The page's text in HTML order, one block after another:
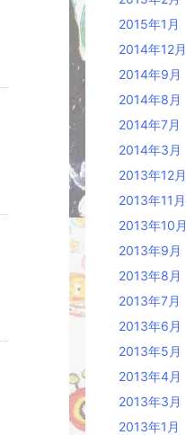
2015年1月
2014年12月
2014年9月
2014年8月
2014年7月
2014年3月
2013年12月
2013年11月
2013年10月
2013年9月
2013年8月
2013年7月
2013年6月
2013年5月
2013年4月
2013年3月
2013年1月